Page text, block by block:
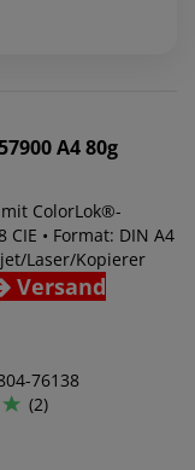
A4 80g
ColorLok®-
• Format: DIN A4
Laser/Kopierer
Versand
76138
(2)